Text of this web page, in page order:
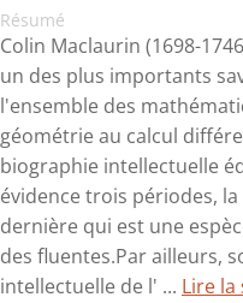
Résumé
Colin Maclaurin (1698-
un des plus importants
l'ensemble des
géométrie au calcul
biographie intellectuelle
évidence trois périodes,
dernière qui est une
des fluentes.Par ailleurs,
intellectuelle de l' ... Lire la